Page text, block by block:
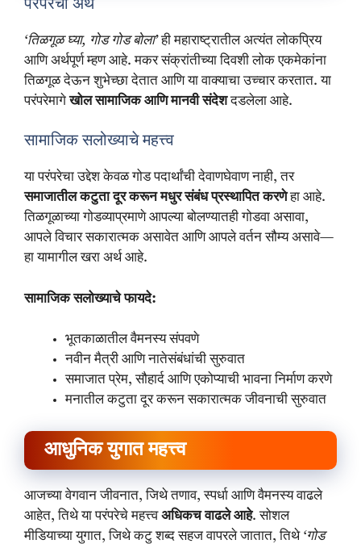
परंपरेचा अर्थ
‘तिळगूळ घ्या, गोड गोड बोला’ही महाराष्ट्रातील अत्यंत लोकप्रिय
आणि अर्थपूर्ण म्हण आहे. मकर संक्रांतीच्या दिवशी लोक एकमेकांना
तिळगूळ देऊन शुभेच्छा देतात आणि या वाक्याचा उच्चार करतात. या
परंपरेमागेखोल सामाजिक आणि मानवी संदेशदडलेला आहे.
सामाजिक सलोख्याचे महत्त्व
या परंपरेचा उद्देश केवळ गोड पदार्थांची देवाणघेवाण नाही, तर
समाजातील कटुता दूर करून मधुर संबंध प्रस्थापित करणेहा आहे.
तिळगूळाच्या गोडव्याप्रमाणे आपल्या बोलण्यातही गोडवा असावा,
आपले विचार सकारात्मक असावेत आणि आपले वर्तन सौम्य असावे—
हा यामागील खरा अर्थ आहे.
सामाजिक सलोख्याचे फायदे:
भूतकाळातील वैमनस्य संपवणे
नवीन मैत्री आणि नातेसंबंधांची सुरुवात
समाजात प्रेम, सौहार्द आणि एकोप्याची भावना निर्माण करणे
मनातील कटुता दूर करून सकारात्मक जीवनाची सुरुवात
आधुनिक युगात महत्त्व
आजच्या वेगवान जीवनात, जिथे तणाव, स्पर्धा आणि वैमनस्य वाढले
आहेत, तिथे या परंपरेचे महत्त्वअधिकच वाढले आहे. सोशल
मीडियाच्या युगात, जिथे कटु शब्द सहज वापरले जातात, तिथे ‘गोड